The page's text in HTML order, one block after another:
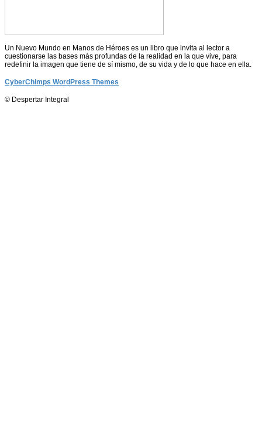
Un Nuevo Mundo en Manos de Héroes es un libro que invita al lector a
cuestionarse las bases más profundas de la realidad en la que vive, para
redefinir la imagen que tiene de sí mismo, de su vida y de lo que hace en ella.
CyberChimps WordPress Themes
© Despertar Integral